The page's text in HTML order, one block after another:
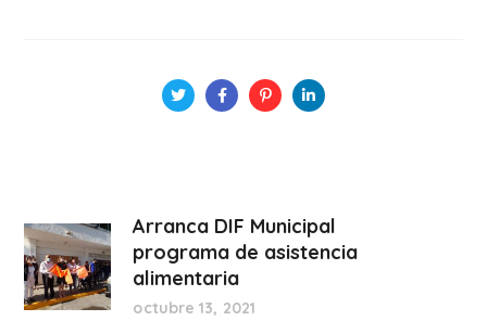
Arranca DIF Municipal
programa de asistencia
alimentaria
octubre 13, 2021